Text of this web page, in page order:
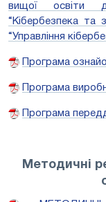
вищої освіти
“Кібербезпека та
“Управління
Програма
Програма
Програма
Методичні